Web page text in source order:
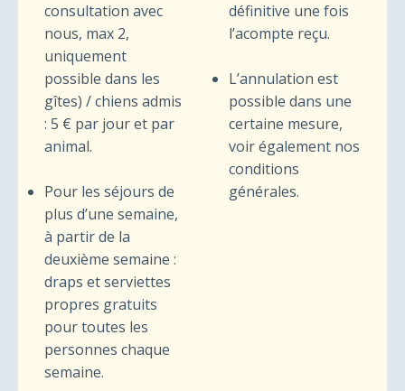
consultation avec
nous, max 2,
uniquement
possible dans les
gîtes) / chiens admis
: 5 € par jour et par
animal.
Pour les séjours de
plus d’une semaine,
à partir de la
deuxième semaine :
draps et serviettes
propres gratuits
pour toutes les
personnes chaque
semaine.
définitive une fois
l’acompte reçu.
L’annulation est
possible dans une
certaine mesure,
voir également nos
conditions
générales.